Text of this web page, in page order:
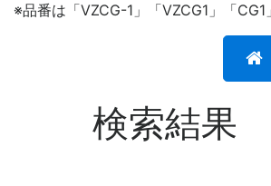
※品番は「VZCG-1」「VZCG1」「CG1
検索結果